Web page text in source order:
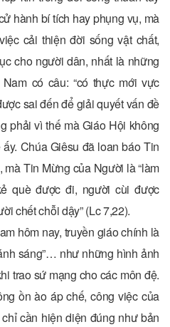
hành bí tích hay phụng vụ, mà
cải thiện đời sống vật chất,
cho người dân, nhất là những
có câu: “có thực mới vực
sai đến để giải quyết vấn đề
phải vì thế mà Giáo Hội không
Chúa Giêsu đã loan báo Tin
Tin Mừng của Người là “làm
què được đi, người cùi được
chết chỗi dậy” (Lc 7,22).
hôm nay, truyền giáo chính là
ánh sáng”… như những hình ảnh
trao sứ mạng cho các môn đệ.
ồn ào áp chế, công việc của
cần hiện diện đúng như bản